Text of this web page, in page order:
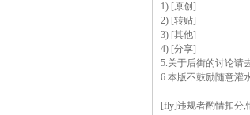
1) [原创]
2) [转贴]
3) [其他]
4) [分享]
5.关于后街的讨论请
6.本版不鼓励随意灌
[fly]违规者酌情扣分,